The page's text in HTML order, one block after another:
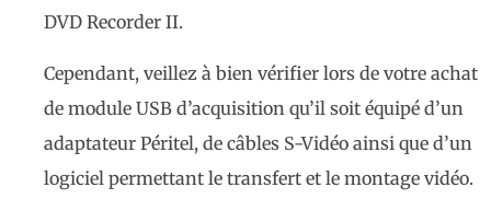
DVD Recorder II.
Cependant, veillez à bien vérifier lors de votre achat
de module USB d’acquisition qu’il soit équipé d’un
adaptateur Péritel, de câbles S-Vidéo ainsi que d’un
logiciel permettant le transfert et le montage vidéo.